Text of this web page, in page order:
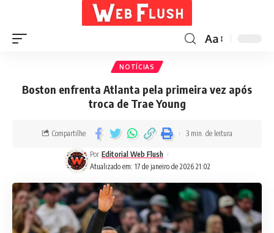
Aa
NOTÍCIAS
Boston enfrenta Atlanta pela primeira vez após
troca de Trae Young
Atualizado em: 17 de janeiro de 2026 21:02
Por Editorial Web Flush
Compartilhe 3 min. de leitura